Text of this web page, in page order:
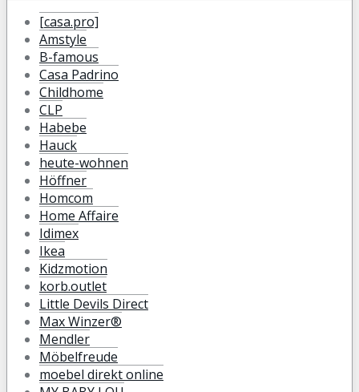
[casa.pro]
Amstyle
B-famous
Casa Padrino
Childhome
CLP
Habebe
Hauck
heute-wohnen
Höffner
Homcom
Home Affaire
Idimex
Ikea
Kidzmotion
korb.outlet
Little Devils Direct
Max Winzer®
Mendler
Möbelfreude
moebel direkt online